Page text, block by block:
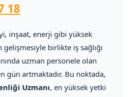
18
inşaat, enerji gibi yüksek
birlikte iş sağlığı
uzman personele olan
gün artmaktadır. Bu noktada,
Uzmanı, en yüksek yetki